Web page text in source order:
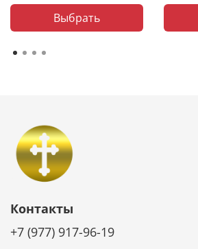
Выбрать
Контакты
+7 (977) 917-96-19